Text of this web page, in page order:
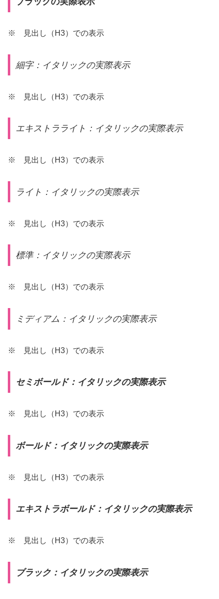
※ 見出し（H3）での表示
細字：イタリックの実際表示
※ 見出し（H3）での表示
エキストラライト：イタリックの実際表示
※ 見出し（H3）での表示
ライト：イタリックの実際表示
※ 見出し（H3）での表示
標準：イタリックの実際表示
※ 見出し（H3）での表示
ミディアム：イタリックの実際表示
※ 見出し（H3）での表示
セミボールド：イタリックの実際表示
※ 見出し（H3）での表示
ボールド：イタリックの実際表示
※ 見出し（H3）での表示
エキストラボールド：イタリックの実際表示
※ 見出し（H3）での表示
ブラック：イタリックの実際表示